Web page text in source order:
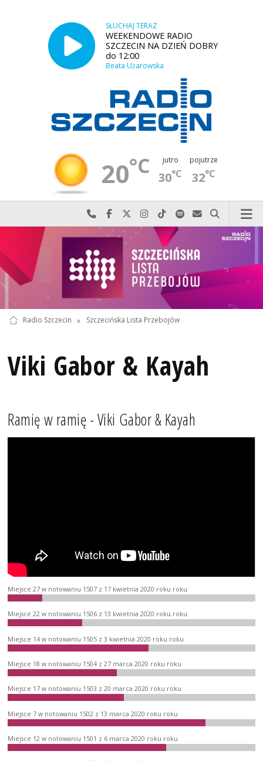
SŁUCHAJ TERAZ
WEEKENDOWE RADIO
SZCZECIN NA DZIEŃ DOBRY
do 12:00
Beata Użarowska
20°C jutro
30°C
pojutrze
32°C
Najlepiej po prostu do nas zadzwoń
Odwiedź nas na Facebook-u
Odwiedź nas na X
Odwiedź nas na Instagram-ie
Odwiedź nas na TikTok-u
Szukaj nas na Spotify
Wyślij do nas
Szukaj
Radio Szczecin » Szczecińska Lista Przebojów
Viki Gabor & Kayah
Ramię w ramię - Viki Gabor & Kayah
Miejsce 27 w notowaniu 1507 z 17 kwietnia 2020 roku roku
Miejsce 22 w notowaniu 1506 z 13 kwietnia 2020 roku roku
Miejsce 14 w notowaniu 1505 z 3 kwietnia 2020 roku roku
Miejsce 18 w notowaniu 1504 z 27 marca 2020 roku roku
Miejsce 17 w notowaniu 1503 z 20 marca 2020 roku roku
Miejsce 7 w notowaniu 1502 z 13 marca 2020 roku roku
Miejsce 12 w notowaniu 1501 z 6 marca 2020 roku roku